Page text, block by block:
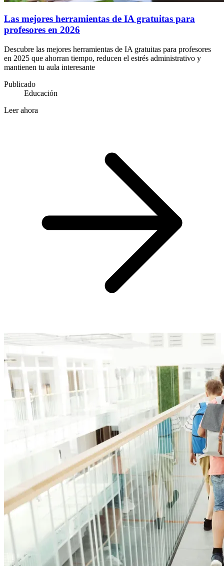
Las mejores herramientas de IA gratuitas para
profesores en 2026
Descubre las mejores herramientas de IA gratuitas para profesores
en 2025 que ahorran tiempo, reducen el estrés administrativo y
mantienen tu aula interesante
Publicado
Educación
Leer ahora